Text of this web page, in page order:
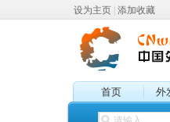
设为主页 添加收藏
首页 外